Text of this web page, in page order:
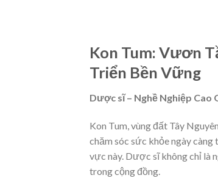
Kon Tum: Vươn
Triển Bền Vững
Dược sĩ – Nghề Nghiệp Cao
Kon Tum, vùng đất Tây
chăm sóc sức khỏe ngày
vực này. Dược sĩ không chỉ là
trong cộng đồng.